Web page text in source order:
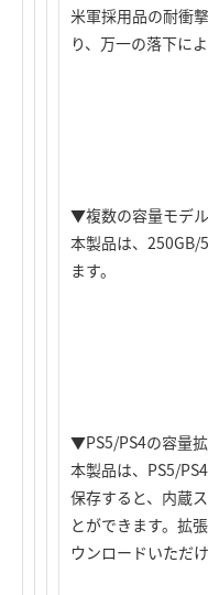
米軍採用品の耐衝
り、万一の落下に
▼複数の容量モデ
本製品は、250GB/
ます。
▼PS5/PS4の容量
本製品は、PS5/
保存すると、内蔵
とができます。拡
ウンロードいただけ